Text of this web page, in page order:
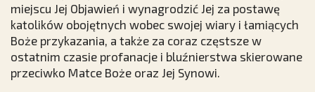
miejscu Jej Objawień i wynagrodzić Jej za postawę
katolików obojętnych wobec swojej wiary i łamiących
Boże przykazania, a także za coraz częstsze w
ostatnim czasie profanacje i bluźnierstwa skierowane
przeciwko Matce Boże oraz Jej Synowi.